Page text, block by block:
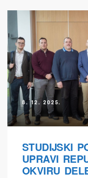
8. 12. 2025.
STUDIJSKI
UPRAVI
OKVIRU